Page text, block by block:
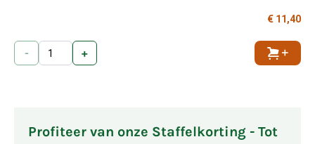
€ 11,40
- +
Profiteer van onze Staffelkorting - Tot